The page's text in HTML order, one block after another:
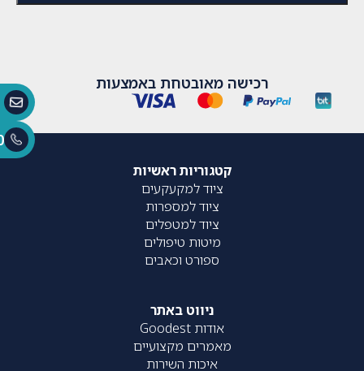
רכישה מאובטחת באמצעות
קטגוריות ראשיות
ציוד למקעקעים
ציוד למספרות
ציוד למטפלים
מיטות טיפולים
ספורט וכאבים
ניווט באתר
אודות Goodest
מאמרים מקצועיים
איכות השירות